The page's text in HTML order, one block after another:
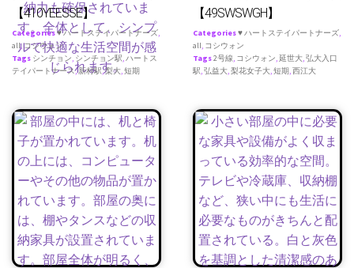
【410YEESSE】
Categories♥ ハートステイパートナーズ,
all,コシウォン
Tags シンチョン, シンチョン駅,ハートス
テイパートナース,新村駅,梨大,短期
【49SWSWGH】
Categories♥ ハートステイパートナーズ,
all, コシウォン
Tags2号線, コシウォン,延世大,弘大入口
駅,弘益大,梨花女子大,短期,西江大